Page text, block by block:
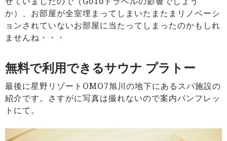
か）、お部屋が全室埋まってしまいたまたまリノベーシ
ョンされていないお部屋に当たってしまったのかもしれ
ませんね・・・
無料で利用できるサウナ プラトー
最後に星野リゾートOMO7旭川の地下にあるスパ施設の
紹介です。さすがに写真は撮れないので案内パンフレッ
トにて。